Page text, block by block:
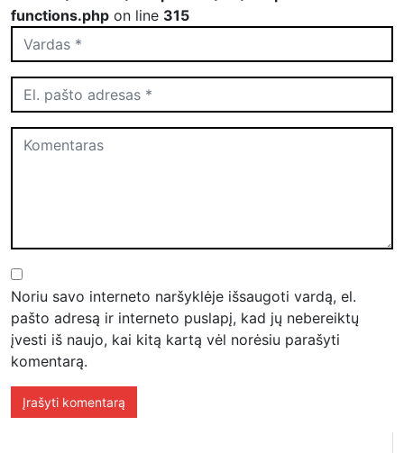
functions.php on line 315
Noriu savo interneto naršyklėje išsaugoti vardą, el.
pašto adresą ir interneto puslapį, kad jų nebereiktų
įvesti iš naujo, kai kitą kartą vėl norėsiu parašyti
komentarą.